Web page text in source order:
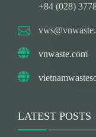
+84 (028)
vnwaste.com
LATEST POSTS